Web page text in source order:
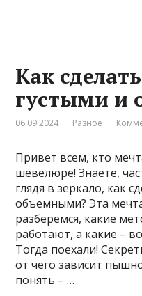
Как
густыми и
06.09.2024 Разное
Привет всем, кто
шевелюре! Знаете,
глядя в зеркало, как
объемными? Эта
разберемся, какие
работают, а какие –
Тогда поехали!
от чего зависит
понять – …